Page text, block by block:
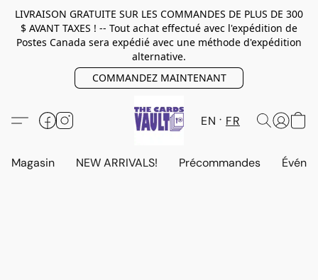
LIVRAISON GRATUITE SUR LES COMMANDES DE PLUS DE 300
$ AVANT TAXES ! -- Tout achat effectué avec l'expédition de
Postes Canada sera expédié avec une méthode d'expédition
alternative.
COMMANDEZ MAINTENANT
EN FR
Magasin NEW ARRIVALS! Précommandes